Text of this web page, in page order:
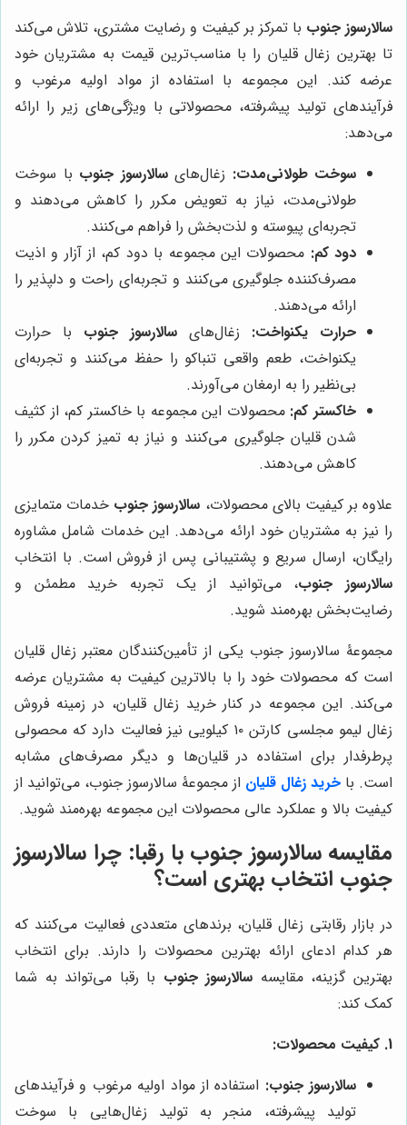
سالارسوز جنوب با تمرکز بر کیفیت و رضایت مشتری، تلاش می‌کند
تا بهترین زغال قلیان را با مناسب‌ترین قیمت به مشتریان خود
عرضه کند. این مجموعه با استفاده از مواد اولیه مرغوب و
فرآیندهای تولید پیشرفته، محصولاتی با ویژگی‌های زیر را ارائه
می‌دهد:
سوخت طولانی‌مدت: زغال‌هایسالارسوز جنوب با سوخت
طولانی‌مدت، نیاز به تعویض مکرر را کاهش می‌دهند و
تجربه‌ای پیوسته و لذت‌بخش را فراهم می‌کنند.
دود کم: محصولات این مجموعه با دود کم، از آزار و اذیت
مصرف‌کننده جلوگیری می‌کنند و تجربه‌ای راحت و دلپذیر را
ارائه می‌دهند.
حرارت یکنواخت: زغال‌های سالارسوز جنوب با حرارت
یکنواخت، طعم واقعی تنباکو را حفظ می‌کنند و تجربه‌ای
بی‌نظیر را به ارمغان می‌آورند.
خاکستر کم: محصولات این مجموعه با خاکستر کم، از کثیف
شدن قلیان جلوگیری می‌کنند و نیاز به تمیز کردن مکرر را
کاهش می‌دهند.
علاوه بر کیفیت بالای محصولات، سالارسوز جنوب خدمات متمایزی
را نیز به مشتریان خود ارائه می‌دهد. این خدمات شامل مشاوره
رایگان، ارسال سریع و پشتیبانی پس از فروش است. با انتخاب
سالارسوز جنوب، می‌توانید از یک تجربه خرید مطمئن و
رضایت‌بخش بهره‌مند شوید.
مجموعۀ سالارسوز جنوب یکی از تأمین‌کنندگان معتبر زغال قلیان
است که محصولات خود را با بالاترین کیفیت به مشتریان عرضه
می‌کند. این مجموعه در کنار خرید زغال قلیان، در زمینه فروش
زغال لیمو مجلسی کارتن ۱۰ کیلویی نیز فعالیت دارد که محصولی
پرطرفدار برای استفاده در قلیان‌ها و دیگر مصرف‌های مشابه
است. با خرید زغال قلیان از مجموعۀ سالارسوز جنوب، می‌توانید از
کیفیت بالا و عملکرد عالی محصولات این مجموعه بهره‌مند شوید.
مقایسهسالارسوز جنوب با رقبا: چرا سالارسوز
جنوب انتخاب بهتری است؟
در بازار رقابتی زغال قلیان، برندهای متعددی فعالیت می‌کنند که
هر کدام ادعای ارائه بهترین محصولات را دارند. برای انتخاب
بهترین گزینه، مقایسه سالارسوز جنوب با رقبا می‌تواند به شما
کمک کند:
1. کیفیت محصولات:
سالارسوز جنوب: استفاده از مواد اولیه مرغوب و فرآیندهای
تولید پیشرفته، منجر به تولید زغال‌هایی با سوخت